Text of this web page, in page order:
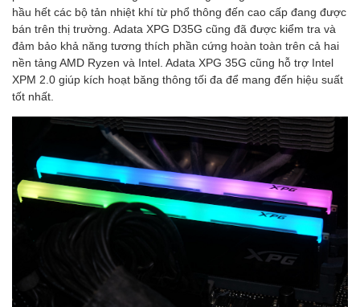
hầu hết các bộ tản nhiệt khí từ phổ thông đến cao cấp đang được
bán trên thị trường. Adata XPG D35G cũng đã được kiểm tra và
đảm bảo khả năng tương thích phần cứng hoàn toàn trên cả hai
nền tảng AMD Ryzen và Intel. Adata XPG 35G cũng hỗ trợ Intel
XPM 2.0 giúp kích hoạt băng thông tối đa để mang đến hiệu suất
tốt nhất.